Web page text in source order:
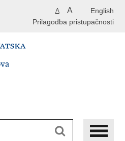
English
A A
Prilagodba pristupačnosti